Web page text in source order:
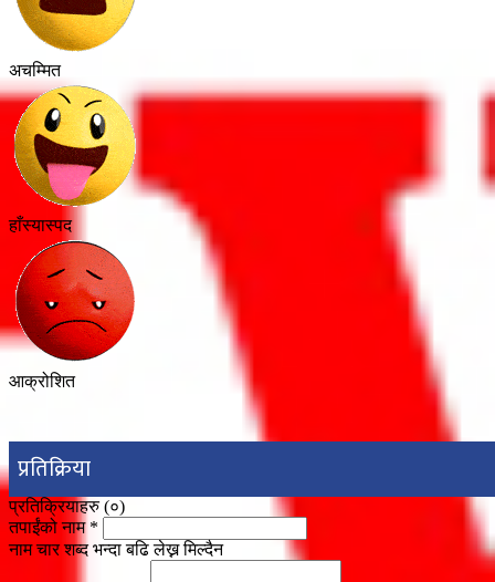
अचम्मित
हाँस्यास्पद
आक्रोशित
प्रतिक्रिया
प्रतिक्रियाहरु (०)
तपाईंको नाम *
नाम चार शब्द भन्दा बढि लेख्न मिल्दैन